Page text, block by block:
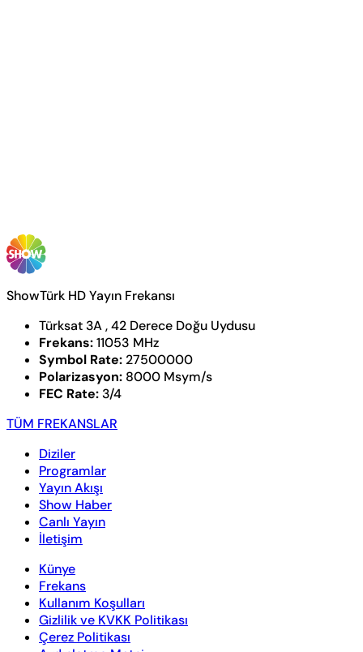
ShowTürk HD Yayın Frekansı
Türksat 3A , 42 Derece Doğu Uydusu
Frekans:11053 MHz
Symbol Rate: 27500000
Polarizasyon: 8000 Msym/s
FEC Rate: 3/4
TÜM FREKANSLAR
Diziler
Programlar
Yayın Akışı
Show Haber
Canlı Yayın
İletişim
Künye
Frekans
Kullanım Koşulları
Gizlilik ve KVKK Politikası
Çerez Politikası